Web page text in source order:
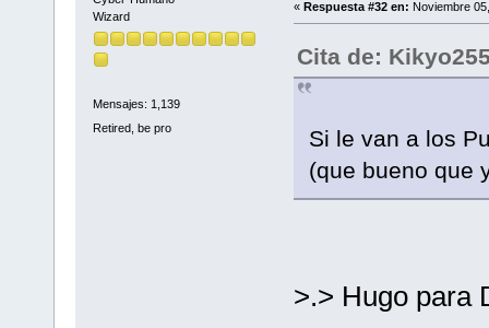
Wizard
Mensajes: 1,139
Retired, be pro
« Respuesta #32 en: Noviembre
Cita de:
Si le van a los
(que bueno que
>.> Hugo para